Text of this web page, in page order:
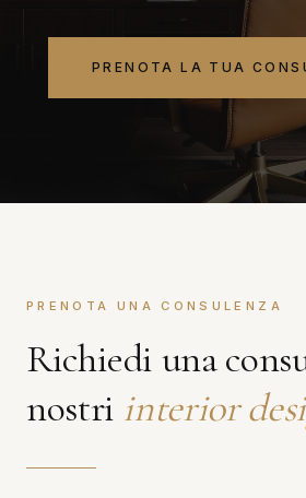
PRENOTA LA TUA
PRENOTA UNA CONSULENZA
Richiedi una
nostri interior